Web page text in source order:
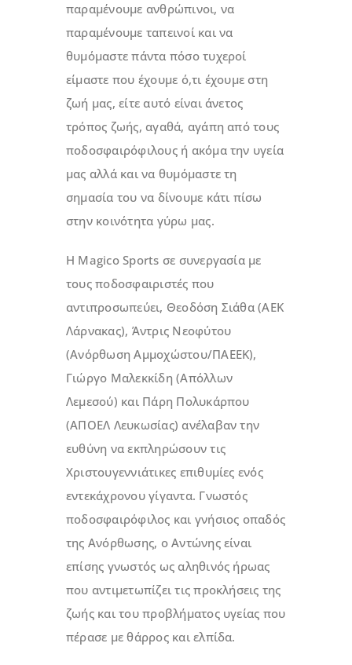
παραμένουμε ανθρώπινοι, να
παραμένουμε ταπεινοί και να
θυμόμαστε πάντα πόσο τυχεροί
είμαστε που έχουμε ό,τι έχουμε στη
ζωή μας, είτε αυτό είναι άνετος
τρόπος ζωής, αγαθά, αγάπη από τους
ποδοσφαιρόφιλους ή ακόμα την υγεία
μας αλλά και να θυμόμαστε τη
σημασία του να δίνουμε κάτι πίσω
στην κοινότητα γύρω μας.
Η Magico Sports σε συνεργασία με
τους ποδοσφαιριστές που
αντιπροσωπεύει, Θεοδόση Σιάθα (ΑΕΚ
Λάρνακας), Άντρις Νεοφύτου
(Ανόρθωση Αμμοχώστου/ΠΑΕΕΚ),
Γιώργο Μαλεκκίδη (Απόλλων
Λεμεσού) και Πάρη Πολυκάρπου
(ΑΠΟΕΛ Λευκωσίας) ανέλαβαν την
ευθύνη να εκπληρώσουν τις
Χριστουγεννιάτικες επιθυμίες ενός
εντεκάχρονου γίγαντα. Γνωστός
ποδοσφαιρόφιλος και γνήσιος οπαδός
της Ανόρθωσης, ο Αντώνης είναι
επίσης γνωστός ως αληθινός ήρωας
που αντιμετωπίζει τις προκλήσεις της
ζωής και του προβλήματος υγείας που
πέρασε με θάρρος και ελπίδα.